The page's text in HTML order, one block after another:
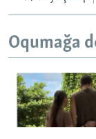
Oqumağa